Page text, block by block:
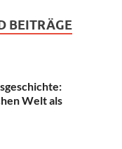
BEITRÄGE
Welt als